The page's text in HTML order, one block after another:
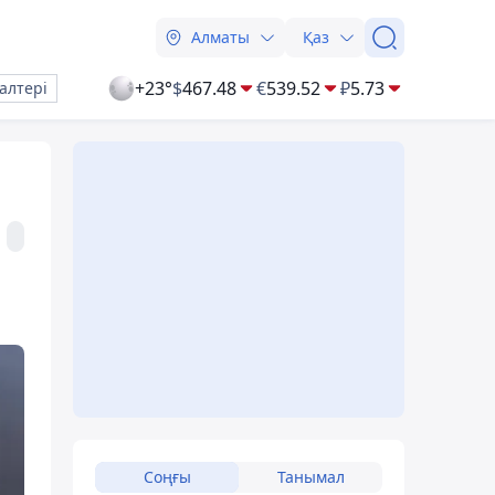
Алматы Қаз
+23°$467.48 €539.52 ₽5.73
Соңғы Танымал